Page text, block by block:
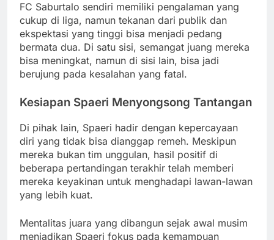
FC Saburtalo sendiri memiliki pengalaman yang
cukup di liga, namun tekanan dari publik dan
ekspektasi yang tinggi bisa menjadi pedang
bermata dua. Di satu sisi, semangat juang mereka
bisa meningkat, namun di sisi lain, bisa jadi
berujung pada kesalahan yang fatal.
Kesiapan Spaeri Menyongsong Tantangan
Di pihak lain, Spaeri hadir dengan kepercayaan
diri yang tidak bisa dianggap remeh. Meskipun
mereka bukan tim unggulan, hasil positif di
beberapa pertandingan terakhir telah memberi
mereka keyakinan untuk menghadapi lawan-lawan
yang lebih kuat.
Mentalitas juara yang dibangun sejak awal musim
menjadikan Spaeri fokus pada kemampuan